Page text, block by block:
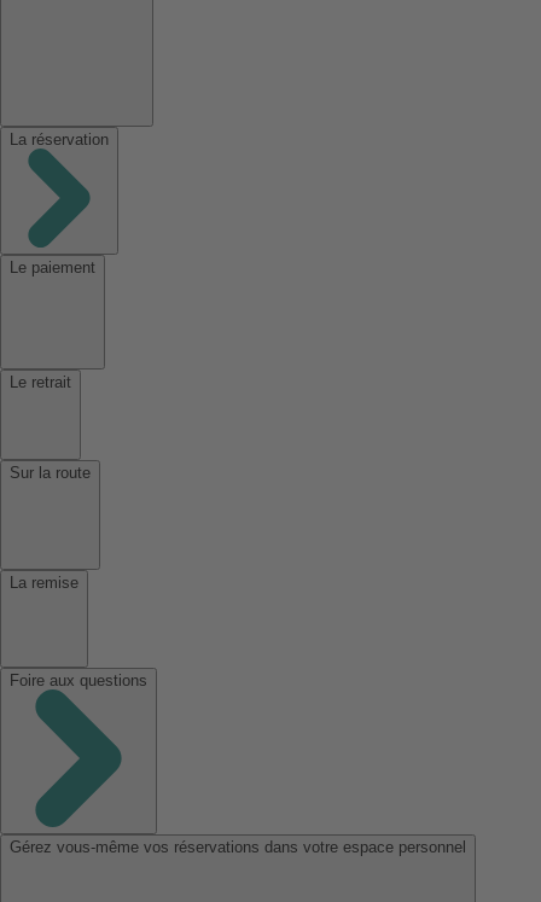
La réservation
Le paiement
Le retrait
Sur la route
La remise
Foire aux questions
Gérez vous-même vos réservations dans votre espace personnel